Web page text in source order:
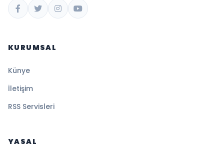
KURUMSAL
Künye
İletişim
RSS Servisleri
YASAL